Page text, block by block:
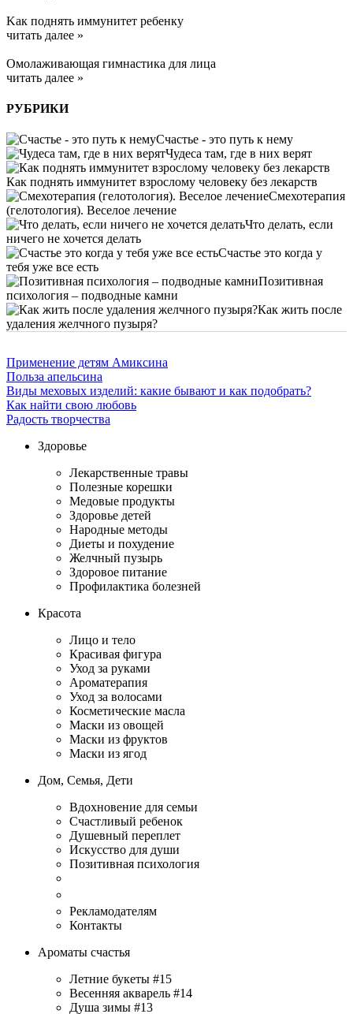
Kак поднять иммунитет ребенку
читать далее »
Омолаживающая гимнастика для лица
читать далее »
РУБРИКИ
Счастье - это путь к нему
Чудеса там, где в них верят
Как поднять иммунитет взрослому человеку без лекарств
Смехотерапия
(гелотология). Веселое лечение
Что делать, если
ничего не хочется делать
Счастье это когда у
тебя уже все есть
Позитивная
психология – подводные камни
Как жить после
удаления желчного пузыря?
Применение детям Амиксина
Польза апельсина
Виды меховых изделий: какие бывают и как подобрать?
Как найти свою любовь
Радость творчества
Здоровье
Лекарственные травы
Полезные корешки
Медовые продукты
Здоровье детей
Народные методы
Диеты и похудение
Желчный пузырь
Здоровое питание
Профилактика болезней
Красота
Лицо и тело
Красивая фигура
Уход за руками
Ароматерапия
Уход за волосами
Косметические масла
Маски из овощей
Маски из фруктов
Маски из ягод
Дом, Семья, Дети
Вдохновение для семьи
Счастливый ребенок
Душевный переплет
Искусство для души
Позитивная психология
Рекламодателям
Контакты
Ароматы счастья
Летние букеты #15
Весенняя акварель #14
Душа зимы #13